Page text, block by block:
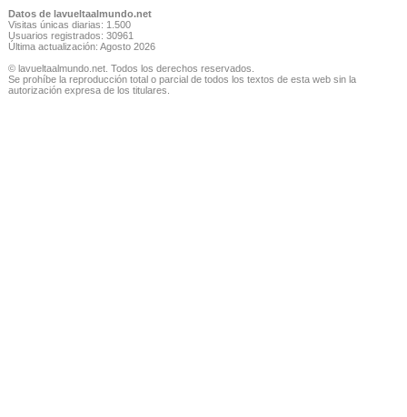
Datos de lavueltaalmundo.net
Visitas únicas diarias: 1.500
Usuarios registrados: 30961
Última actualización: Agosto 2026
© lavueltaalmundo.net. Todos los derechos reservados.
Se prohíbe la reproducción total o parcial de todos los textos de esta web sin la
autorización expresa de los titulares.